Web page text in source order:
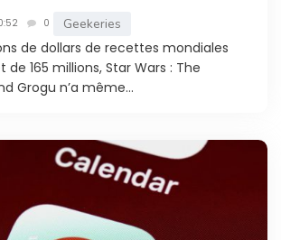
0 Geekeries
de dollars de recettes mondiales
165 millions, Star Wars : The
Grogu n’a même...